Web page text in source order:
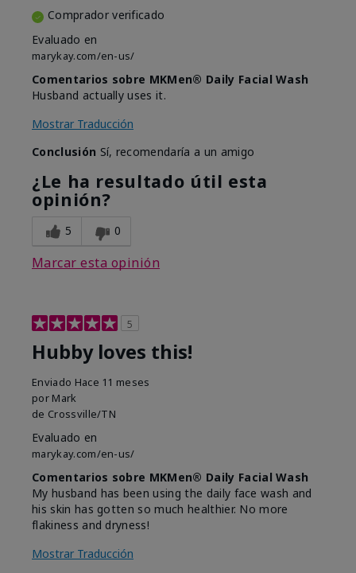
Comprador verificado
Evaluado en
marykay.com/en-us/
Comentarios sobre MKMen® Daily Facial Wash
Husband actually uses it.
Mostrar Traducción
Conclusión Sí, recomendaría a un amigo
¿Le ha resultado útil esta
opinión?
5 0
Marcar esta opinión
5
Hubby loves this!
Enviado Hace 11 meses
por Mark
de Crossville/TN
Evaluado en
marykay.com/en-us/
Comentarios sobre MKMen® Daily Facial Wash
My husband has been using the daily face wash and
his skin has gotten so much healthier. No more
flakiness and dryness!
Mostrar Traducción